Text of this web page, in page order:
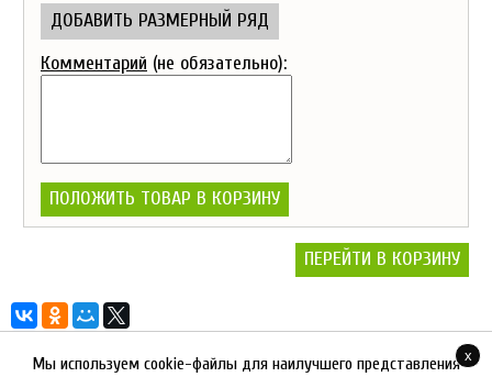
ДОБАВИТЬ РАЗМЕРНЫЙ РЯД
Комментарий (не обязательно):
ПОЛОЖИТЬ ТОВАР В КОРЗИНУ
ПЕРЕЙТИ В КОРЗИНУ
Мы используем cookie-файлы для наилучшего представления x